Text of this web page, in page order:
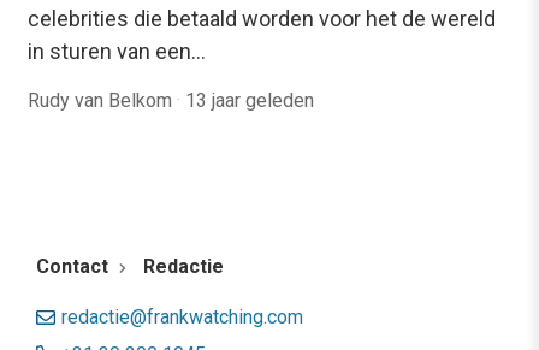
celebrities die betaald worden voor het de wereld
in sturen van een…
Rudy van Belkom · 13 jaar geleden
Contact Redactie
redactie@frankwatching.com